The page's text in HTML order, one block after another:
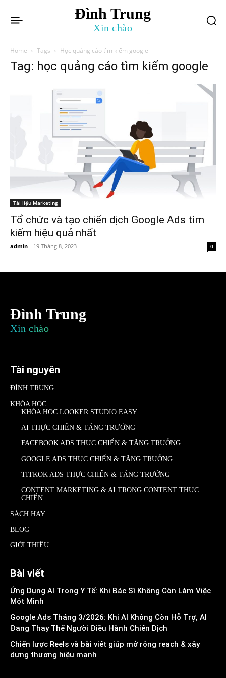
Đình Trung
Xin chào
Home Tags Học quảng cáo tìm kiếm google
Tag: học quảng cáo tìm kiếm google
Tài liệu Marketing
Tổ chức và tạo chiến dịch Google Ads tìm
kiếm hiệu quả nhất
admin - 19 Tháng 8, 2023 0
Đình Trung
Xin chào
Tài nguyên
ĐÌNH TRUNG
KHÓA HỌC
KHÓA HỌC LOOKER STUDIO EASY
AI THỰC CHIẾN & TĂNG TRƯỞNG
FACEBOOK ADS THỰC CHIẾN & TĂNG TRƯỞNG
GOOGLE ADS THỰC CHIẾN & TĂNG TRƯỞNG
TITKOK ADS THỰC CHIẾN & TĂNG TRƯỞNG
CONTENT MARKETING & AI TRONG CONTENT THỰC
CHIẾN
SÁCH HAY
BLOG
GIỚI THIỆU
Bài viết
Ứng Dụng AI Trong Y Tế: Khi Bác Sĩ Không Còn Làm Việc
Một Mình
Google Ads Tháng 3/2026: Khi AI Không Còn Hỗ Trợ, AI
Đang Thay Thế Người Điều Hành Chiến Dịch
Chiến lược Reels và bài viết giúp mở rộng reach & xây
dựng thương hiệu mạnh